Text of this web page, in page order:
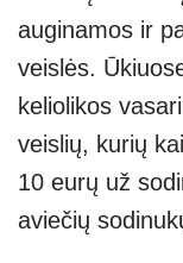
auginamos ir
veislės.
keliolikos
veislių, kurių
10 eurų už
aviečių